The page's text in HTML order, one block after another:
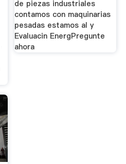
de piezas industriales
contamos con maquinarias
pesadas estamos al y
Evaluacin EnergPregunte
ahora